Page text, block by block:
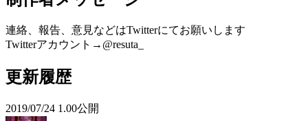
連絡、報告、意見などはTwitterにてお願いします
Twitterアカウント→@resuta_
更新履歴
2019/07/24 1.00公開